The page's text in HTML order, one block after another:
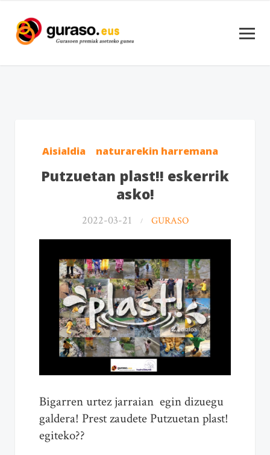
Aisialdia naturarekin harremana
Putzuetan plast!! eskerrik
asko!
2022-03-21 GURASO
Bigarren urtez jarraian egin dizuegu
galdera! Prest zaudete Putzuetan plast!
egiteko??